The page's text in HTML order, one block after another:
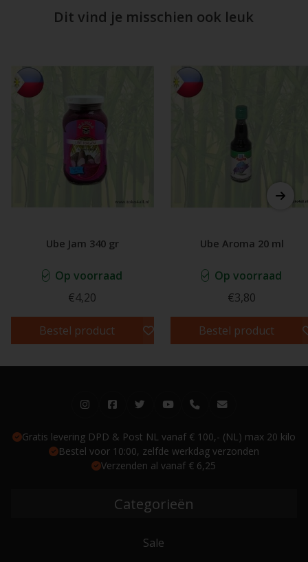
Dit vind je misschien ook leuk
Ube Jam 340 gr
Op voorraad
€4,20
Bestel product
Ube Aroma 20 ml
Op voorraad
€3,80
Bestel product
Gratis levering DPD & Post NL vanaf € 100,- (NL) max 20 kilo
Bestel voor 10:00, zelfde werkdag verzonden
Verzenden al vanaf € 6,25
Categorieën
Sale